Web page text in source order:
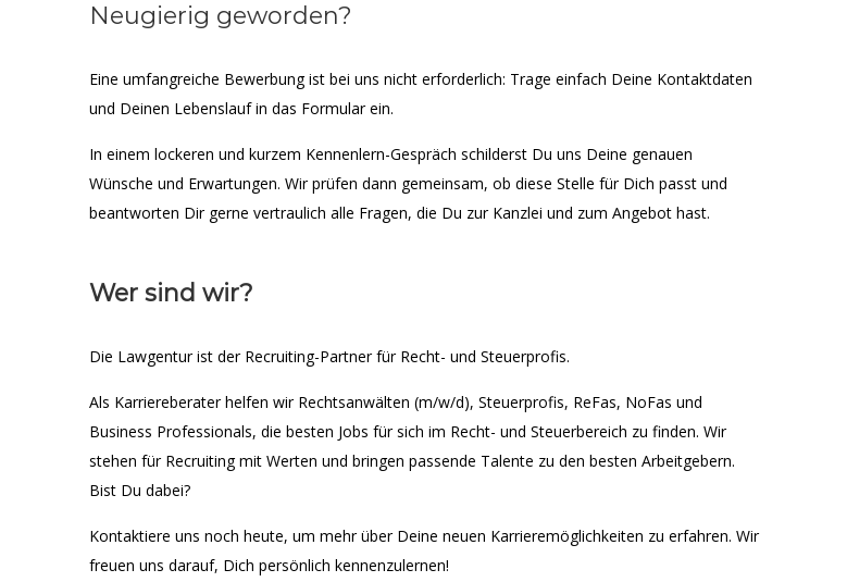
Neugierig geworden?
Eine umfangreiche Bewerbung ist bei uns nicht erforderlich: Trage einfach Deine Kontaktdaten
und Deinen Lebenslauf in das Formular ein.
In einem lockeren und kurzem Kennenlern-Gespräch schilderst Du uns Deine genauen
Wünsche und Erwartungen. Wir prüfen dann gemeinsam, ob diese Stelle für Dich passt und
beantworten Dir gerne vertraulich alle Fragen, die Du zur Kanzlei und zum Angebot hast.
Wer sind wir?
Die Lawgentur ist der Recruiting-Partner für Recht- und Steuerprofis.
Als Karriereberater helfen wir Rechtsanwälten (m/w/d), Steuerprofis, ReFas, NoFas und
Business Professionals, die besten Jobs für sich im Recht- und Steuerbereich zu finden. Wir
stehen für Recruiting mit Werten und bringen passende Talente zu den besten Arbeitgebern.
Bist Du dabei?
Kontaktiere uns noch heute, um mehr über Deine neuen Karrieremöglichkeiten zu erfahren. Wir
freuen uns darauf, Dich persönlich kennenzulernen!